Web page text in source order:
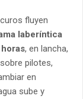
fluyen
laberíntica
, en lancha,
pilotes,
en
sube y